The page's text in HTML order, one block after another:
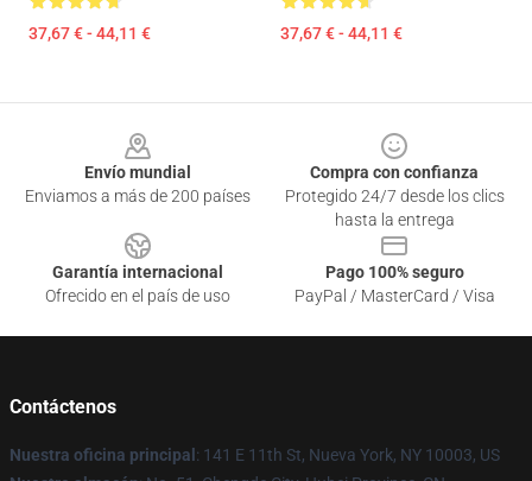
37,67 € - 44,11 € 37,67 € - 44,11 €
Envío mundial
Enviamos a más de 200 países
Compra con confianza
Protegido 24/7 desde los clics
hasta la entrega
Garantía internacional
Ofrecido en el país de uso
Pago 100% seguro
PayPal / MasterCard / Visa
Contáctenos
Nuestra oficina principal : 141 E 11th St, Nueva York, NY 10003, US